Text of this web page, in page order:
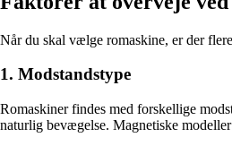
Når du skal vælge romaskine, er der
1. Modstandstype
Romaskiner findes med forskellige
naturlig bevægelse. Magnetiske